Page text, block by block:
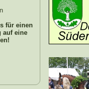
für einen
auf eine